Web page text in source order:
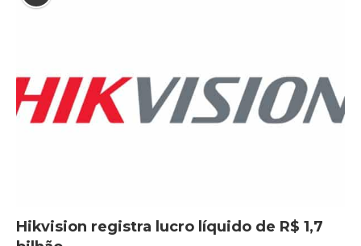
Hikvision registra lucro líquido de R$ 1,7